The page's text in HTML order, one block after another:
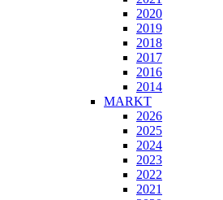
2020
2019
2018
2017
2016
2014
MARKT
2026
2025
2024
2023
2022
2021